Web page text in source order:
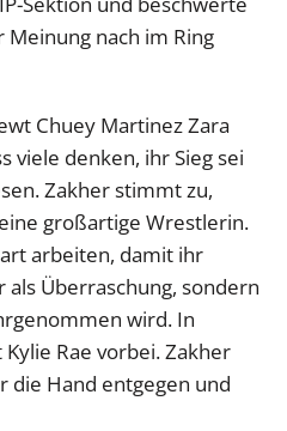
nach im Ring
Chuey Martinez Zara
viele denken, ihr Sieg sei
Zakher stimmt zu,
großartige Wrestlerin.
arbeiten, damit ihr
als Überraschung, sondern
wird. In
Rae vorbei. Zakher
die Hand entgegen und